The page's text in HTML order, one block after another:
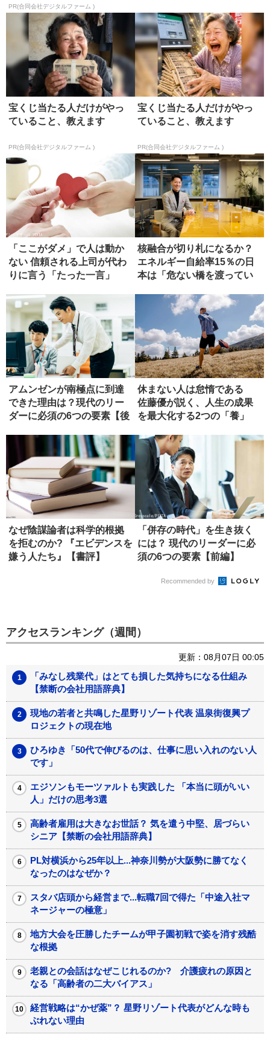
PR(合同会社デジタルファーム )
宝くじ当たる人だけがやっ
ていること、教えます
PR(合同会社デジタルファーム )
宝くじ当たる人だけがやっ
ていること、教えます
PR(合同会社デジタルファーム )
「ここがダメ」で人は動か
ない 信頼される上司が代わ
りに言う「たった一言」
核融合が切り札になるか？
エネルギー自給率15％の日
本は「危ない橋を渡ってい
アムンゼンが南極点に到達
できた理由は？現代のリー
ダーに必須の6つの要素【後
休まない人は怠惰である
佐藤優が説く、人生の成果
を最大化する2つの「養」
なぜ陰謀論者は科学的根拠
を拒むのか? 『エビデンスを
嫌う人たち』【書評】
「併存の時代」を生き抜く
には？ 現代のリーダーに必
須の6つの要素【前編】
Recommended by
アクセスランキング（週間）
更新：08月07日 00:05
「みなし残業代」はとても損した気持ちになる仕組み
【禁断の会社用語辞典】
現地の若者と共鳴した星野リゾート代表 温泉街復興プ
ロジェクトの現在地
ひろゆき「50代で伸びるのは、仕事に思い入れのない人
です」
エジソンもモーツァルトも実践した 「本当に頭がいい
人」だけの思考3選
高齢者雇用は大きなお世話？ 気を遣う中堅、居づらい
シニア【禁断の会社用語辞典】
PL対横浜から25年以上...神奈川勢が大阪勢に勝てなく
なったのはなぜか？
スタバ店頭から経営まで...転職7回で得た「中途入社マ
ネージャーの極意」
地方大会を圧勝したチームが甲子園初戦で姿を消す残酷
な根拠
老親との会話はなぜこじれるのか? 介護疲れの原因と
なる「高齢者の二大バイアス」
経営戦略は“かぜ薬”？ 星野リゾート代表がどんな時も
ぶれない理由